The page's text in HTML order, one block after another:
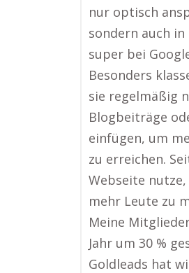
nur optisch
sondern auch
super bei
Besonders
sie regelmäßig
Blogbeiträge
einfügen, um
zu erreichen.
Webseite
mehr Leute zu
Meine
Jahr um 30 %
Goldleads hat